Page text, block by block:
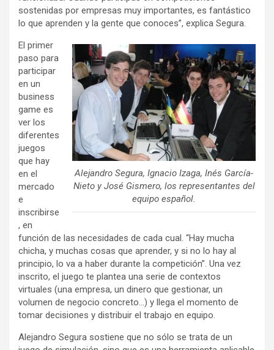
sostenidas por empresas muy importantes, es fantástico
lo que aprenden y la gente que conoces”, explica Segura.
Alejandro Segura, Ignacio Izaga, Inés García-
Nieto y José Gismero, los representantes del
equipo español.
El primer
paso para
participar
en un
business
game es
ver los
diferentes
juegos
que hay
en el
mercado
e
inscribirse
, en
función de las necesidades de cada cual. “Hay mucha
chicha, y muchas cosas que aprender, y si no lo hay al
principio, lo va a haber durante la competición”. Una vez
inscrito, el juego te plantea una serie de contextos
virtuales (una empresa, un dinero que gestionar, un
volumen de negocio concreto…) y llega el momento de
tomar decisiones y distribuir el trabajo en equipo.
Alejandro Segura sostiene que no sólo se trata de un